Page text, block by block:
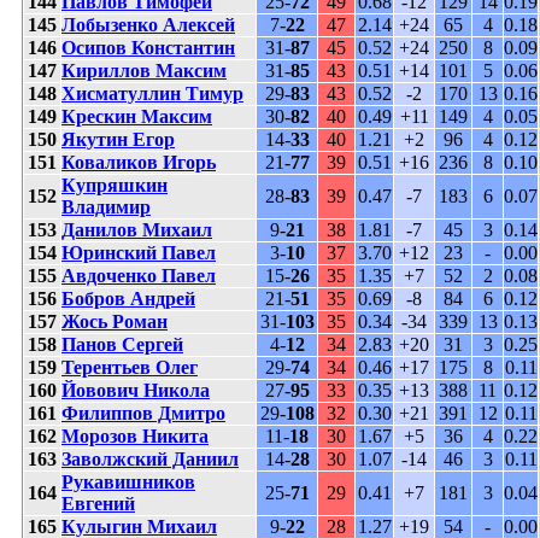
145 Лобызенко Алексей 7-22 47 2.14 +24 65 4 0.18
146 Осипов Константин 31-87 45 0.52 +24 250 8 0.09
147 Кириллов Максим 31-85 43 0.51 +14 101 5 0.06
148 Хисматуллин Тимур 29-83 43 0.52 -2 170 13 0.16
149 Крескин Максим 30-82 40 0.49 +11 149 4 0.05
150 Якутин Егор 14-33 40 1.21 +2 96 4 0.12
151 Коваликов Игорь 21-77 39 0.51 +16 236 8 0.10
152
Купряшкин
Владимир
28-83 39 0.47 -7 183 6 0.07
153 Данилов Михаил 9-21 38 1.81 -7 45 3 0.14
154 Юринский Павел 3-10 37 3.70 +12 23 -
0.00
155 Авдоченко Павел 15-26 35 1.35 +7 52 2 0.08
156 Бобров Андрей 21-51 35 0.69 -8 84 6 0.12
157 Жось Роман 31-103 35 0.34 -34 339 13 0.13
158 Панов Сергей 4-12 34 2.83 +20 31 3 0.25
159 Терентьев Олег 29-74 34 0.46 +17 175 8
0.11
160 Йовович Никола 27-95 33 0.35 +13 388 11 0.12
161 Филиппов Дмитро 29-108 32 0.30 +21 391 12 0.11
162 Морозов Никита 11-18 30 1.67 +5 36 4 0.22
163 Заволжский Даниил 14-28 30 1.07 -14 46 3
0.11
164
Рукавишников
Евгений
25-71 29 0.41 +7 181 3 0.04
165 Кулыгин Михаил 9-22 28 1.27 +19 54 -
0.00